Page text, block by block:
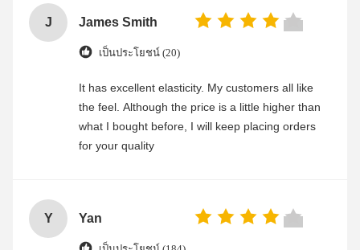
J James Smith
เป็นประโยชน์ (20)
It has excellent elasticity. My customers all like
the feel. Although the price is a little higher than
what I bought before, I will keep placing orders
for your quality
Y Yan